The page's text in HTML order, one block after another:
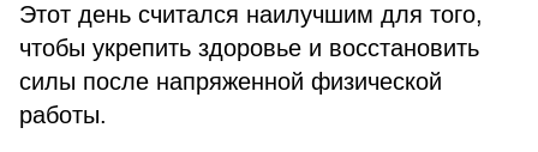
Этот день считался наилучшим для того,
чтобы укрепить здоровье и восстановить
силы после напряженной физической
работы.